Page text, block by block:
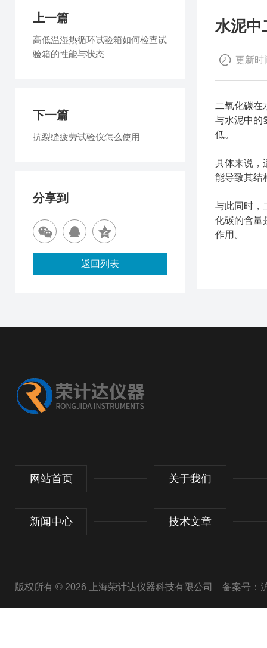
水泥中
更新时
二氧化碳在
与水泥中的
低。
具体来说，
能导致其结
与此同时，
化碳的含量
作用。
上一篇
高低温湿热循环试验箱如何检查试
验箱的性能与状态
下一篇
抗裂缝疲劳试验仪怎么使用
分享到
返回列表
网站首页 关于我们
新闻中心 技术文章
版权所有 © 2026 上海荣计达仪器科技有限公司 备案号：